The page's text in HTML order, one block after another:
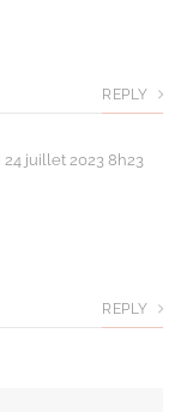
REPLY
24 juillet 2023 8h23
REPLY